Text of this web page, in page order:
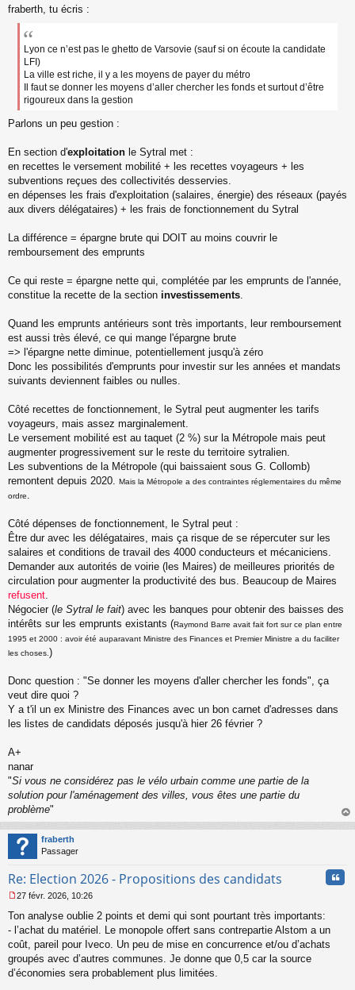
s
fraberth, tu écris :
Lyon ce n’est pas le ghetto de Varsovie (sauf si on écoute la candidate
LFI)
La ville est riche, il y a les moyens de payer du métro
Il faut se donner les moyens d’aller chercher les fonds et surtout d’être
rigoureux dans la gestion
Parlons un peu gestion :
En section d'exploitation le Sytral met :
en recettes le versement mobilité + les recettes voyageurs + les
subventions reçues des collectivités desservies.
en dépenses les frais d'exploitation (salaires, énergie) des réseaux (payés
aux divers délégataires) + les frais de fonctionnement du Sytral
La différence = épargne brute qui DOIT au moins couvrir le
remboursement des emprunts
Ce qui reste = épargne nette qui, complétée par les emprunts de l'année,
constitue la recette de la section investissements
Quand les emprunts antérieurs sont très importants, leur remboursement
est aussi très élevé, ce qui mange l'épargne brute
=> l'épargne nette diminue, potentiellement jusqu'à zéro
Donc les possibilités d'emprunts pour investir sur les années et mandats
suivants deviennent faibles ou nulles.
Côté recettes de fonctionnement, le Sytral peut augmenter les tarifs
voyageurs, mais assez marginalement.
Le versement mobilité est au taquet (2 %) sur la Métropole mais peut
augmenter progressivement sur le reste du territoire sytralien.
Les subventions de la Métropole (qui baissaient sous G. Collomb)
remontent depuis 2020.
Mais la Métropole a des contraintes réglementaires du même
ordre
Côté dépenses de fonctionnement, le Sytral peut :
Être dur avec les délégataires, mais ça risque de se répercuter sur les
salaires et conditions de travail des 4000 conducteurs et mécaniciens.
Demander aux autorités de voirie (les Maires) de meilleures priorités de
circulation pour augmenter la productivité des bus. Beaucoup de Maires
refusent
Négocier (le Sytral le fait) avec les banques pour obtenir des baisses des
intérêts sur les emprunts existants (Raymond Barre avait fait fort sur ce plan entre
1995 et 2000 : avoir été auparavant Ministre des Finances et Premier Ministre a du faciliter
les choses. )
Donc question : "Se donner les moyens d'aller chercher les fonds", ça
veut dire quoi ?
Y a t'il un ex Ministre des Finances avec un bon carnet d'adresses dans
les listes de candidats déposés jusqu'à hier 26 février ?
A+
nanar
"Si vous ne considérez pas le vélo urbain comme une partie de la
solution pour l'aménagement des villes, vous êtes une partie du
problème"
au
fraberth
Passager
Re: Election 2026 - Propositions des candidats
e
s
s
g
e
27 févr. 2026, 10:26
Ton analyse oublie 2 points et demi qui sont pourtant très importants:
- l’achat du matériel. Le monopole offert sans contrepartie Alstom a un
coût, pareil pour Iveco. Un peu de mise en concurrence et/ou d’achats
groupés avec d’autres communes. Je donne que 0,5 car la source
d’économies sera probablement plus limitées.